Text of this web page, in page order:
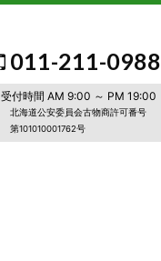
011-211-0988
受付時間 AM 9:00 ～ PM 19:00
北海道公安委員会古物商許可番号
第101010001762号